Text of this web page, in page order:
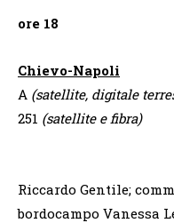
ore 18
Chievo-Napoli
A (satellite, digitale
251 (satellite e fibra)
Riccardo Gentile;
bordocampo Vanessa